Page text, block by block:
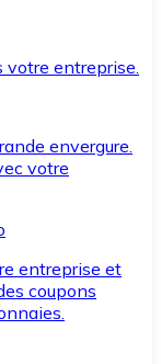
votre entreprise.
envergure.
votre
entreprise et
coupons